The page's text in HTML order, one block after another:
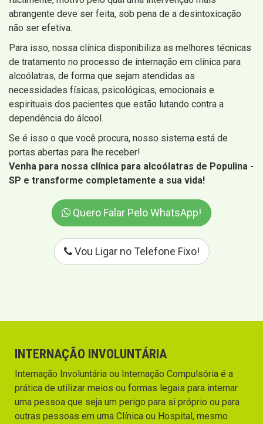
abrangente deve ser feita, sob pena de a desintoxicação
não ser efetiva.
Para isso, nossa clínica disponibiliza as melhores técnicas
de tratamento no processo de internação em clínica para
alcoólatras, de forma que sejam atendidas as
necessidades físicas, psicológicas, emocionais e
espirituais dos pacientes que estão lutando contra a
dependência do álcool.
Se é isso o que você procura, nosso sistema está de
portas abertas para lhe receber!
Venha para nossa clínica para alcoólatras de Populina -
SP e transforme completamente a sua vida!
Quero Falar Pelo WhatsApp!
Vou Ligar no Telefone Fixo!
INTERNAÇÃO INVOLUNTÁRIA
Internação Involuntária ou Internação Compulsória é a
prática de utilizar meios ou formas legais para internar
uma pessoa que seja um perigo para si próprio ou para
outras pessoas em uma Clínica ou Hospital, mesmo